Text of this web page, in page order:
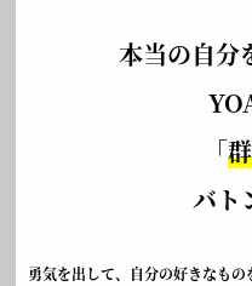
本当の自分
「
バト
勇気を出して、自分の好きなも